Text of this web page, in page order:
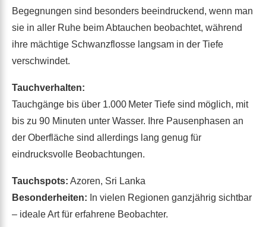
Begegnungen sind besonders beeindruckend, wenn man
sie in aller Ruhe beim Abtauchen beobachtet, während
ihre mächtige Schwanzflosse langsam in der Tiefe
verschwindet.
Tauchverhalten:
Tauchgänge bis über 1.000 Meter Tiefe sind möglich, mit
bis zu 90 Minuten unter Wasser. Ihre Pausenphasen an
der Oberfläche sind allerdings lang genug für
eindrucksvolle Beobachtungen.
Tauchspots: Azoren, Sri Lanka
Besonderheiten: In vielen Regionen ganzjährig sichtbar
– ideale Art für erfahrene Beobachter.